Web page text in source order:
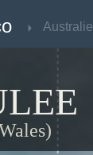
Australie
Australie